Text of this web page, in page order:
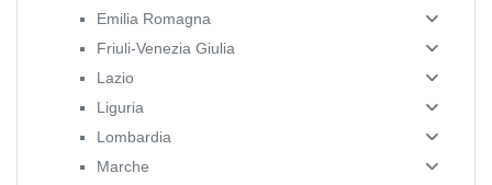
Emilia Romagna
Friuli-Venezia Giulia
Lazio
Liguria
Lombardia
Marche